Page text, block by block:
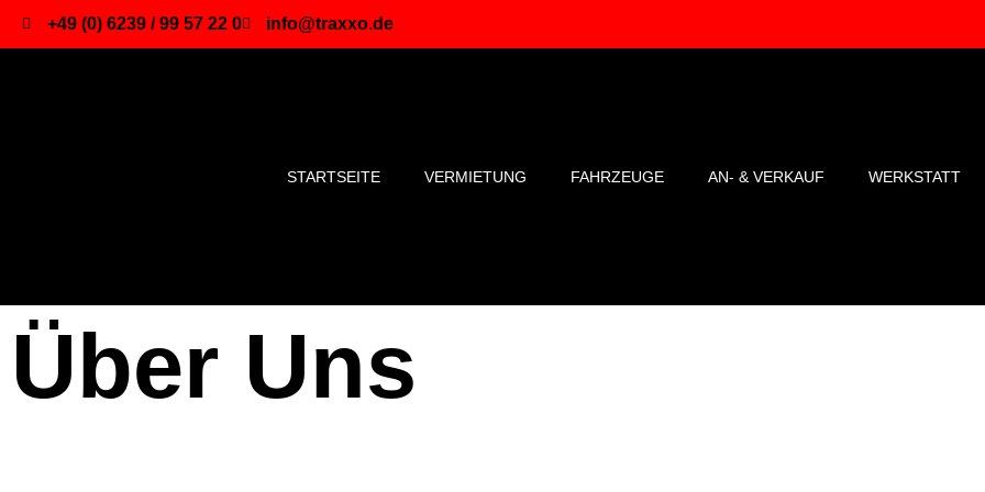
+49 (0) 6239 / 99 57 22 0 info@traxxo.de
STARTSEITE VERMIETUNG FAHRZEUGE AN- & VERKAUF WERKSTATT
Über Uns